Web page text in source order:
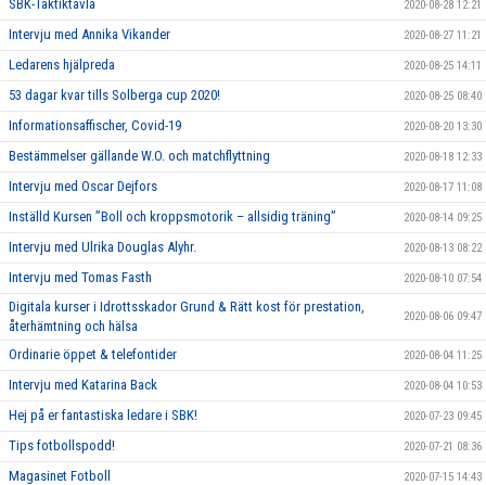
SBK-Taktiktavla 2020-08-28 12:21
Intervju med Annika Vikander 2020-08-27 11:21
Ledarens hjälpreda 2020-08-25 14:11
53 dagar kvar tills Solberga cup 2020! 2020-08-25 08:40
Informationsaffischer, Covid-19 2020-08-20 13:30
Bestämmelser gällande W.O. och matchflyttning 2020-08-18 12:33
Intervju med Oscar Dejfors 2020-08-17 11:08
Inställd Kursen ”Boll och kroppsmotorik – allsidig träning” 2020-08-14 09:25
Intervju med Ulrika Douglas Alyhr. 2020-08-13 08:22
Intervju med Tomas Fasth 2020-08-10 07:54
Digitala kurser i Idrottsskador Grund & Rätt kost för prestation,
återhämtning och hälsa
2020-08-06 09:47
Ordinarie öppet & telefontider 2020-08-04 11:25
Intervju med Katarina Back 2020-08-04 10:53
Hej på er fantastiska ledare i SBK! 2020-07-23 09:45
Tips fotbollspodd! 2020-07-21 08:36
Magasinet Fotboll 2020-07-15 14:43